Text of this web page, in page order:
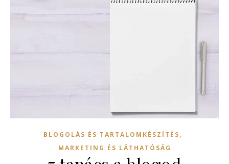
BLOGOLÁS ÉS TARTALOMKÉSZÍTÉS,
MARKETING ÉS LÁTHATÓSÁG